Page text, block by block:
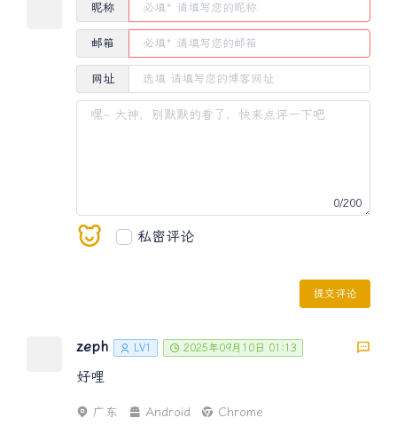
昵称
邮箱
网址
0/200
私密评论
提交评论
zeph LV1 2025年09月10日 01:13
好哩
广东 Android Chrome